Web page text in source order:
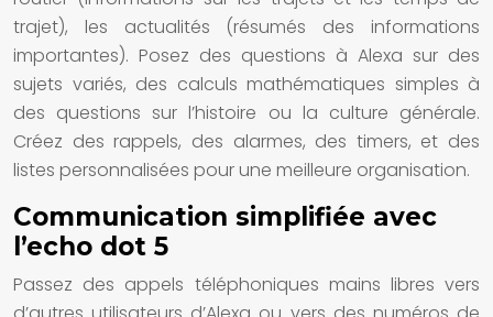
trajet), les actualités (résumés des informations
importantes). Posez des questions à Alexa sur des
sujets variés, des calculs mathématiques simples à
des questions sur l’histoire ou la culture générale.
Créez des rappels, des alarmes, des timers, et des
listes personnalisées pour une meilleure organisation.
Communication simplifiée avec
l’echo dot 5
Passez des appels téléphoniques mains libres vers